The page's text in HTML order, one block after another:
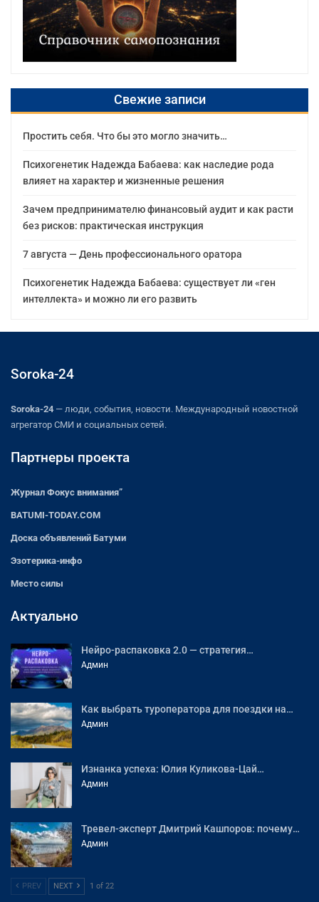
Свежие записи
Простить себя. Что бы это могло значить…
Психогенетик Надежда Бабаева: как наследие рода
влияет на характер и жизненные решения
Зачем предпринимателю финансовый аудит и как расти
без рисков: практическая инструкция
7 августа — День профессионального оратора
Психогенетик Надежда Бабаева: существует ли «ген
интеллекта» и можно ли его развить
Soroka-24
Soroka-24 — люди, события, новости. Международный новостной
агрегатор СМИ и социальных сетей.
Партнеры проекта
Журнал Фокус внимания”
BATUMI-TODAY.COM
Доска объявлений Батуми
Эзотерика-инфо
Место силы
Актуально
Нейро-распаковка 2.0 — стратегия…
Админ
Как выбрать туроператора для поездки на…
Админ
Изнанка успеха: Юлия Куликова-Цай…
Админ
Тревел-эксперт Дмитрий Кашпоров: почему…
Админ
PREV NEXT 1 of 22